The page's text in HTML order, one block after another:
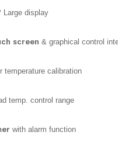
Large display
screen & graphical control
temperature calibration
temp. control range
with alarm function